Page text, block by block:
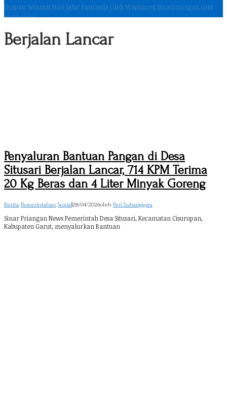
Ucapan Selamat Hari lahir Pancasila Oleh Wapimred Sinarpriangan.com
22202 Dilihat
Berjalan Lancar
Penyaluran Bantuan Pangan di Desa
Situsari Berjalan Lancar, 714 KPM Terima
20 Kg Beras dan 4 Liter Minyak Goreng
Berita, Pemerintahan,Sosial|28/04/2026oleh Peri Suhanggara
Sinar Priangan News Pemerintah Desa Situsari, Kecamatan Cisurupan,
Kabupaten Garut, menyalurkan Bantuan